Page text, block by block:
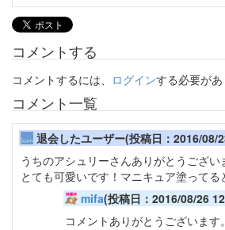
コメントする
コメントするには、 ログインする必要があ
コメント一覧
退会したユーザー(投稿日：2016/08/
うちのアシュリーさんありがとうござ
とても可愛いです！マニキュア塗ってる
mifa(投稿日：2016/08/26
コメントありがとうございます。